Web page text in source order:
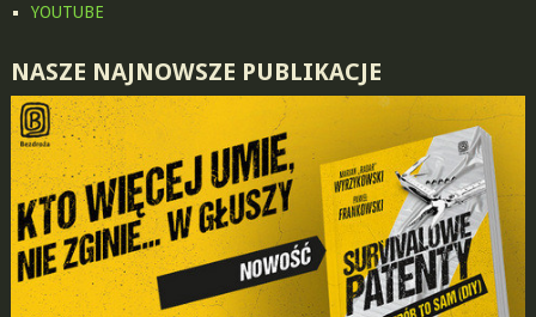
YOUTUBE
NASZE NAJNOWSZE PUBLIKACJE